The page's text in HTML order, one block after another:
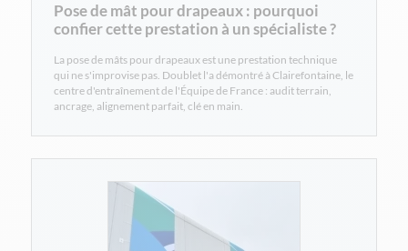
Pose de mât pour drapeaux : pourquoi
confier cette prestation à un spécialiste ?
La pose de mâts pour drapeaux est une prestation technique
qui ne s'improvise pas. Doublet l'a démontré à Clairefontaine, le
centre d'entraînement de l'Équipe de France : audit terrain,
ancrage, alignement parfait, clé en main.